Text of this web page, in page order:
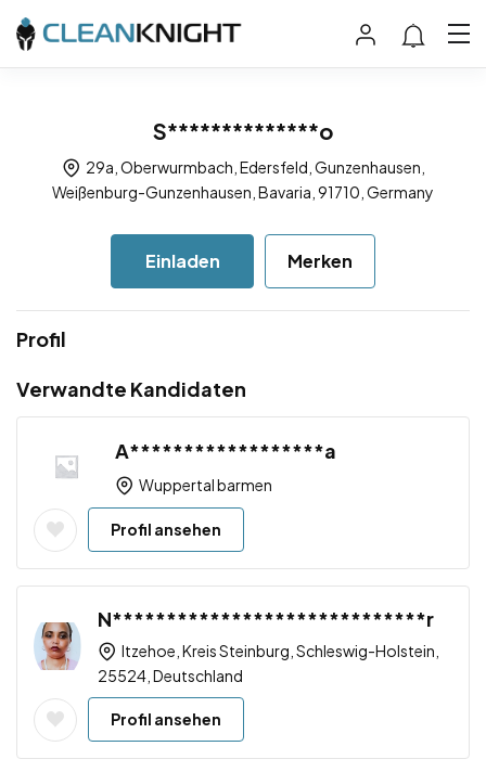
S**************o
29a, Oberwurmbach, Edersfeld, Gunzenhausen,
Weißenburg-Gunzenhausen, Bavaria, 91710, Germany
Einladen Merken
Profil
Verwandte Kandidaten
A******************a
Wuppertal barmen
Profil ansehen
N*****************************r
Itzehoe, Kreis Steinburg, Schleswig-Holstein,
25524, Deutschland
Profil ansehen